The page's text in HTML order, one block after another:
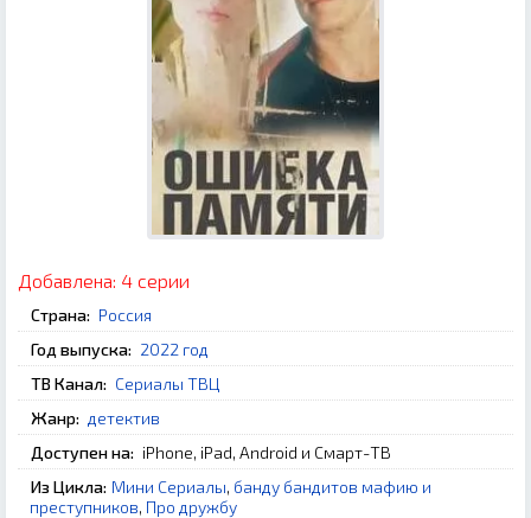
Добавлена: 4 серии
Страна: Россия
Год выпуска: 2022 год
ТВ Канал: Сериалы ТВЦ
Жанр: детектив
Доступен на: iPhone, iPad, Android и Смарт-ТВ
Из Цикла: Мини Сериалы, банду бандитов мафию и
преступников, Про дружбу